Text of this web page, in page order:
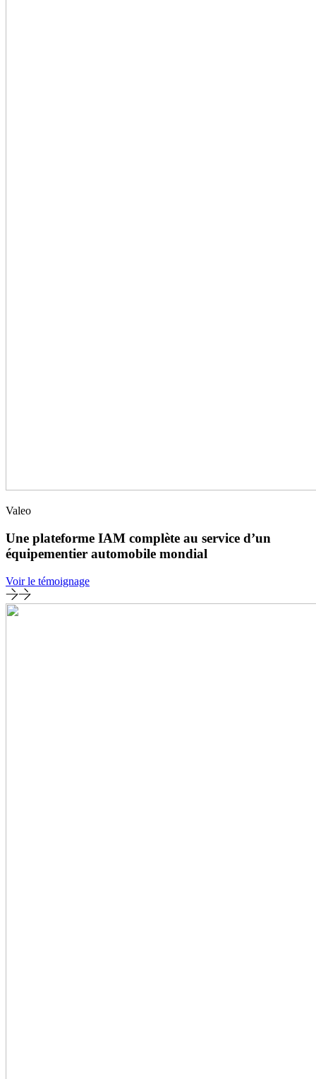
Valeo
Une plateforme IAM complète au service d’un
équipementier automobile mondial
Voir le témoignage